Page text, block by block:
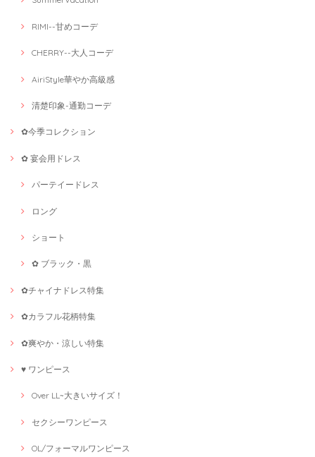
RIMI--甘めコーデ
CHERRY--大人コーデ
AiriStyle華やか高級感
清楚印象-通勤コーデ
✿今季コレクション
✿ 宴会用ドレス
パーテイードレス
ロング
ショート
✿ ブラック・黒
✿チャイナドレス特集
✿カラフル花柄特集
✿爽やか・涼しい特集
♥ ワンピース
Over LL~大きいサイズ！
セクシーワンピース
OL/フォーマルワンピース